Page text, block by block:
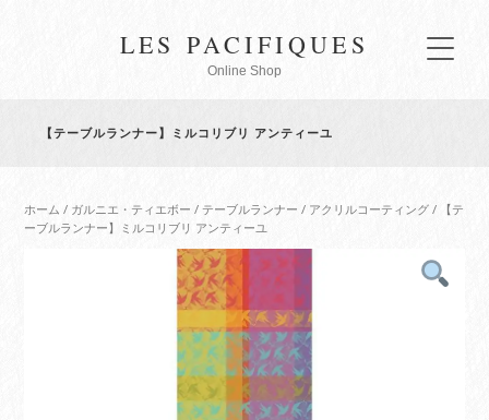
LES PACIFIQUES
Online Shop
【テーブルランナー】ミルコリブリ アンティーユ
ホーム / ガルニエ・ティエボー /テーブルランナー / アクリルコーティング / 【テ
ーブルランナー】ミルコリブリ アンティーユ